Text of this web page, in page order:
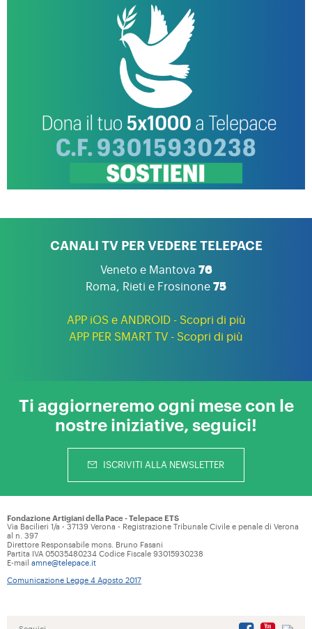
CANALI TV PER VEDERE TELEPACE
Veneto e Mantova 76
Roma, Rieti e Frosinone 75
APP iOS e ANDROID - Scopri di più
APP PER SMART TV - Scopri di più
Ti aggiorneremo ogni mese con le
nostre iniziative, seguici!
ISCRIVITI ALLA NEWSLETTER
Fondazione Artigiani della Pace - Telepace ETS
Via Bacilieri 1/a - 37139 Verona - Registrazione Tribunale Civile e penale di Verona
al n. 397
Direttore Responsabile mons. Bruno Fasani
Partita IVA 05035480234 Codice Fiscale 93015930238
E-mail amne@telepace.it
Comunicazione Legge 4 Agosto 2017